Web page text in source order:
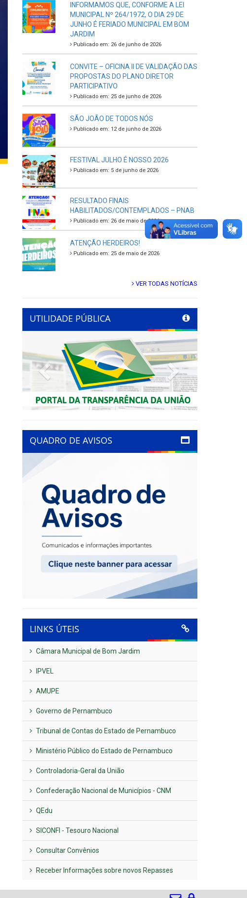
INFORMAMOS QUE, CONFORME A LEI
MUNICIPAL Nº 264/1972, O DIA 29 DE
JUNHO É FERIADO MUNICIPAL EM BOM
JARDIM
Publicado em: 26 de junho de 2026
CONVITE – OFICINA II DE VALIDAÇÃO DAS
PROPOSTAS DO PLANO DIRETOR
PARTICIPATIVO
Publicado em: 25 de junho de 2026
SÃO JOÃO DE TODOS NÓS
Publicado em: 12 de junho de 2026
FESTIVAL JULHO É NOSSO 2026
Publicado em: 5 de junho de 2026
RESULTADO FINAIS
HABILITADOS/CONTEMPLADOS – PNAB
Publicado em: 26 de maio de 2026
ATENÇÃO HERDEIROS!
Publicado em: 25 de maio de 2026
VER TODAS NOTÍCIAS
UTILIDADE PÚBLICA
Previous Next
QUADRO DE AVISOS
LINKS ÚTEIS
Câmara Municipal de Bom Jardim
IPVEL
AMUPE
Governo de Pernambuco
Tribunal de Contas do Estado de Pernambuco
Ministério Público do Estado de Pernambuco
Controladoria-Geral da União
Confederação Nacional de Municípios - CNM
QEdu
SICONFI - Tesouro Nacional
Consultar Convênios
Receber Informações sobre novos Repasses